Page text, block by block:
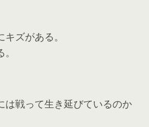
ズがある。
は戦って生き延びているのか